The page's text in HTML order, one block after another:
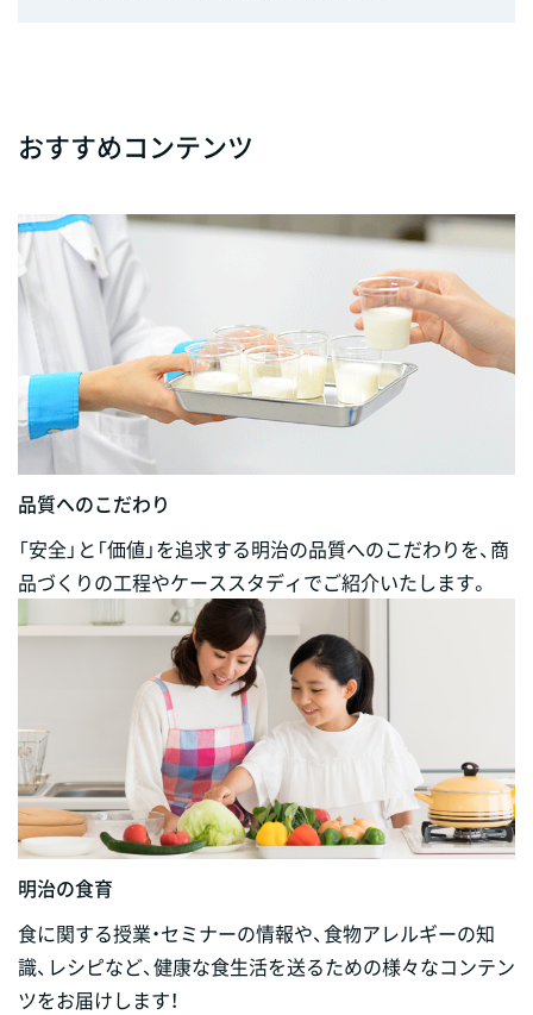
おすすめコンテンツ
品質へのこだわり
「安全」と「価値」を追求する明治の品質へのこだわりを、商
品づくりの工程やケーススタディでご紹介いたします。
明治の食育
食に関する授業・セミナーの情報や、食物アレルギーの知
識、レシピなど、健康な食生活を送るための様々なコンテン
ツをお届けします！